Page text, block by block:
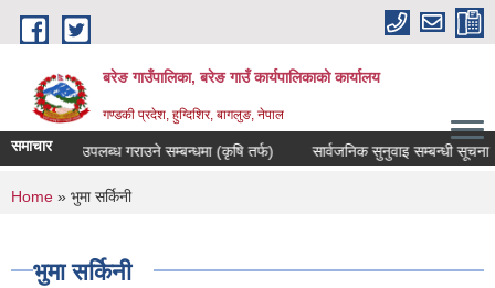
Skip to main content
बरेङ गाउँपालिका, बरेङ गाउँ कार्यपालिकाको कार्यालय
गण्डकी प्रदेश, हुग्दिशिर, बागलुङ, नेपाल
समाचार
दररेट उपलब्ध गराउने सम्बन्धमा (कृषि तर्फ) सार्वजनिक सुनुवाइ सम्बन्धी सूचना
You are here
Home » भुमा सर्किनी
भुमा सर्किनी